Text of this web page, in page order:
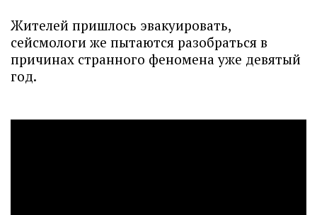
Жителей пришлось эвакуировать,
сейсмологи же пытаются разобраться в
причинах странного феномена уже девятый
год.